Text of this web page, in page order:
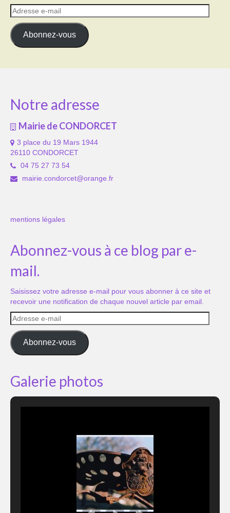
Adresse
e-
mail
Abonnez-vous
Notre adresse
Mairie de CONDORCET
3 place du 19 Mars 1944
26110 CONDORCET
04 75 27 73 54
mairie.condorcet@orange.fr
mentions légales
Abonnez-vous à ce blog par e-
mail.
Saisissez votre adresse e-mail pour vous abonner à ce site et
recevoir une notification de chaque nouvel article par email.
Adresse
e-
mail
Abonnez-vous
Galerie photos